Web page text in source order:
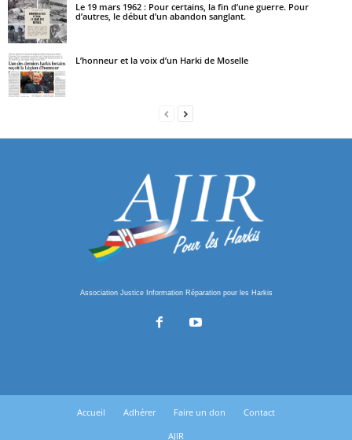
Le 19 mars 1962 : Pour certains, la fin d’une guerre. Pour
d’autres, le début d’un abandon sanglant.
L’honneur et la voix d’un Harki de Moselle
Association Justice Information Réparation pour les Harkis
Accueil Adhérer Faire un don
Contact
AJIR